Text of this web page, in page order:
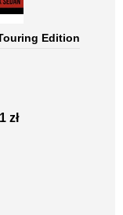
Edition
zł